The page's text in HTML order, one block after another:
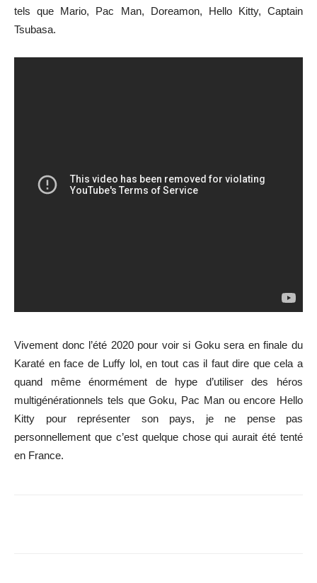
tels que Mario, Pac Man, Doreamon, Hello Kitty, Captain
Tsubasa.
Vivement donc l’été 2020 pour voir si Goku sera en finale du
Karaté en face de Luffy lol, en tout cas il faut dire que cela a
quand même énormément de hype d’utiliser des héros
multigénérationnels tels que Goku, Pac Man ou encore Hello
Kitty pour représenter son pays, je ne pense pas
personnellement que c’est quelque chose qui aurait été tenté
en France.